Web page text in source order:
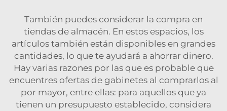
También puedes considerar la compra en
tiendas de almacén. En estos espacios, los
artículos también están disponibles en grandes
cantidades, lo que te ayudará a ahorrar dinero.
Hay varias razones por las que es probable que
encuentres ofertas de gabinetes al comprarlos al
por mayor, entre ellas: para aquellos que ya
tienen un presupuesto establecido, considera